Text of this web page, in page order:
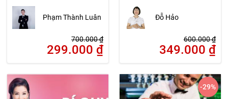
cơ thể
Phạm Thành Luân
700.000₫
299.000 ₫
Đỗ Hảo
600.000₫
349.000 ₫
-29%